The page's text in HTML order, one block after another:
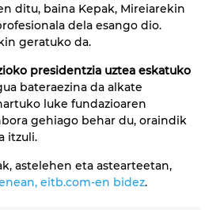
ditu, baina Kepak, Mireiarekin
dela esango dio.
geratuko da.
presidentzia uztea eskatuko
bateraezina da alkate
luke fundazioaren
gehiago behar du, oraindik
itzuli.
astelehen eta astearteetan,
eitb.com-en bidez.